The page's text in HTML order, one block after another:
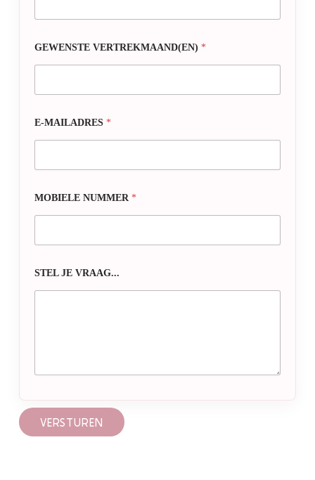
GEWENSTE VERTREKMAAND(EN)*
E-MAILADRES*
MOBIELE NUMMER*
STEL JE VRAAG...
VERSTUREN